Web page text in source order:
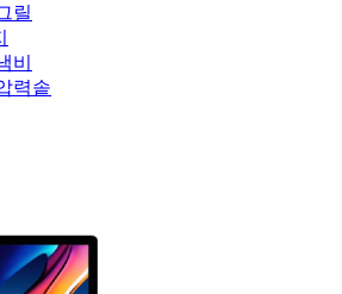
릴
비
력솥